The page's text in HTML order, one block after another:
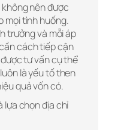
nên được
mọi tình huống.
trưởng và mỗi áp
cách tiếp cận
tư vấn cụ thể
là yếu tố then
quả vốn có.
lựa chọn địa chỉ